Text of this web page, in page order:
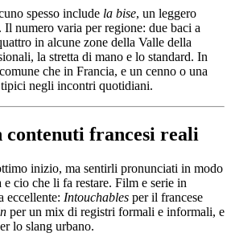
spesso include la bise, un leggero
Il numero varia per regione: due baci a
in alcune zone della Valle della
la stretta di mano e lo standard. In
che in Francia, e un cenno o una
negli incontri quotidiani.
contenuti francesi reali
inizio, ma sentirli pronunciati in modo
cio che li fa restare. Film e serie in
eccellente: Intouchables per il francese
per un mix di registri formali e informali, e
lo slang urbano.